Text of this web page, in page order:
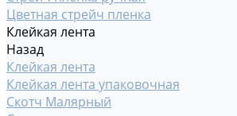
Цветная стрейч пленка
Клейкая лента
Назад
Клейкая лента
Клейкая лента упаковочная
Скотч Малярный